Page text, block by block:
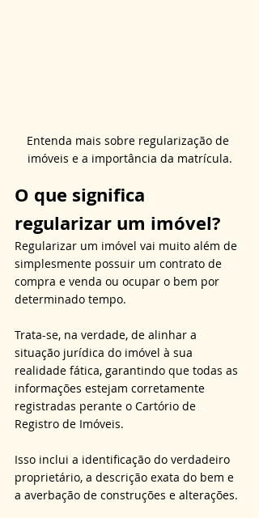
Entenda mais sobre regularização de
imóveis e a importância da matrícula.
O que significa
regularizar um imóvel?
Regularizar um imóvel vai muito além de
simplesmente possuir um contrato de
compra e venda ou ocupar o bem por
determinado tempo.
Trata-se, na verdade, de alinhar a
situação jurídica do imóvel à sua
realidade fática, garantindo que todas as
informações estejam corretamente
registradas perante o Cartório de
Registro de Imóveis.
Isso inclui a identificação do verdadeiro
proprietário, a descrição exata do bem e
a averbação de construções e alterações.